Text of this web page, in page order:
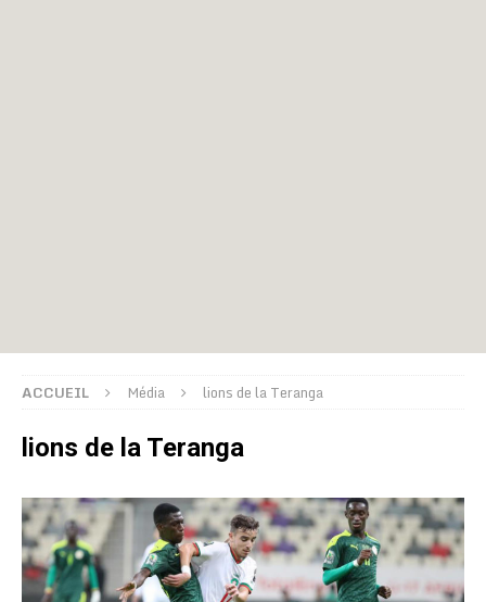
ACCUEIL Média lions de la Teranga
lions de la Teranga